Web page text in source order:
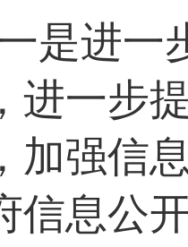
是进一
进一步
加强信
信息公